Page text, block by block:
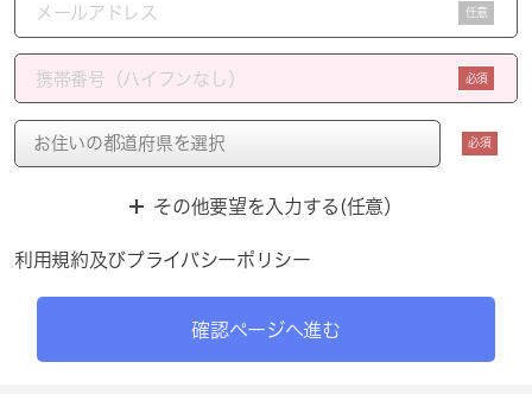
任意
必須
必須
その他要望を入力する(任意）
利用規約及びプライバシーポリシー
確認ページへ進む